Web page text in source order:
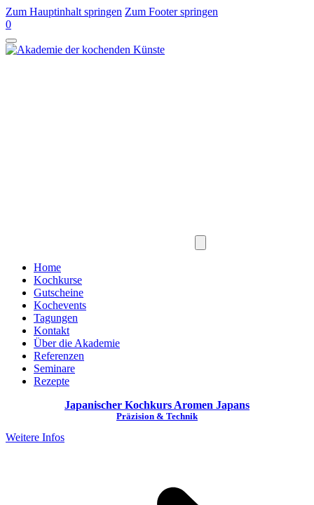
Zum Hauptinhalt springen Zum Footer springen
0
Home
Kochkurse
Gutscheine
Kochevents
Tagungen
Kontakt
Über die Akademie
Referenzen
Seminare
Rezepte
Japanischer Kochkurs Aromen Japans
Präzision & Technik
Weitere Infos